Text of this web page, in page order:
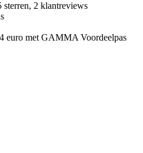
sterren, 2 klantreviews
euro met GAMMA Voordeelpas